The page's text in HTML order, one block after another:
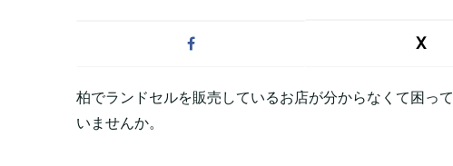
X
柏でランドセルを販売しているお店が分からなくて困って
いませんか。